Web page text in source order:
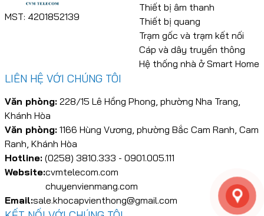
MST: 4201852139
Thiết bị âm thanh
Thiết bị quang
Trạm gốc và trạm kết nối
Cáp và dây truyền thông
Hệ thống nhà ở Smart Home
LIÊN HỆ VỚI CHÚNG TÔI
Văn phòng: 228/15 Lê Hồng Phong, phường Nha Trang,
Khánh Hòa
Văn phòng: 1166 Hùng Vương, phường Bắc Cam Ranh, Cam
Ranh, Khánh Hòa
Hotline: (0258) 3810.333 - 0901.005.111
Website:cvmtelecom.com
chuyenvienmang.com
Email:sale.khocapvienthong@gmail.com